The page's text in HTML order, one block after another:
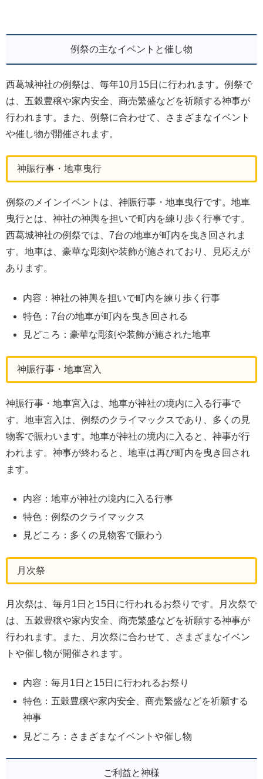
例祭の主なイベントと催し物
西葛城神社の例祭は、毎年10月15日に行われます。例祭で
は、五穀豊穣や家内安全、商売繁盛などを祈願する神事が
行われます。また、例祭に合わせて、さまざまなイベント
や催し物が開催されます。
神賑行事・地車曳行
例祭のメインイベントは、神賑行事・地車曳行です。地車
曳行とは、神社の神輿を担いで町内を練り歩く行事です。
西葛城神社の例祭では、7台の地車が町内を曳き回されま
す。地車は、豪華な彫刻や装飾が施されており、見応えが
あります。
内容：神社の神輿を担いで町内を練り歩く行事
特色：7台の地車が町内を曳き回される
見どころ：豪華な彫刻や装飾が施された地車
神賑行事・地車宮入
神賑行事・地車宮入は、地車が神社の境内に入る行事で
す。地車宮入は、例祭のクライマックスであり、多くの見
物客で賑わいます。地車が神社の境内に入ると、神事が行
われます。神事が終わると、地車は再び町内を曳き回され
ます。
内容：地車が神社の境内に入る行事
特色：例祭のクライマックス
見どころ：多くの見物客で賑わう
月次祭
月次祭は、毎月1日と15日に行われるお祭りです。月次祭で
は、五穀豊穣や家内安全、商売繁盛などを祈願する神事が
行われます。また、月次祭に合わせて、さまざまなイベン
トや催し物が開催されます。
内容：毎月1日と15日に行われるお祭り
特色：五穀豊穣や家内安全、商売繁盛などを祈願する
神事
見どころ：さまざまなイベントや催し物
ご利益と神様